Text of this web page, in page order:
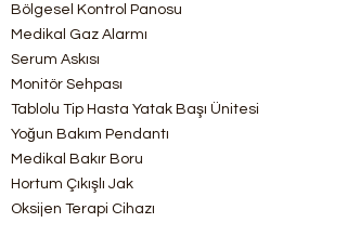
Kullanım : Otomatik Changeover
Elektronik : Rampalar ve Hat
basıncı Görsel ve Ses ile uyarı
alarmı Dijital LCD ekran
Bölgesel Kontrol Panosu
Medikal Gaz Alarmı
Serum Askısı
Monitör Sehpası
Tablolu Tip Hasta Yatak Başı Ünitesi
Yoğun Bakım Pendantı
Medikal Bakır Boru
Hortum Çıkışlı Jak
Oksijen Terapi Cihazı